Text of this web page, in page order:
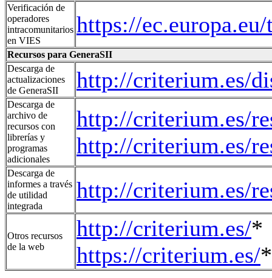
Verificación de
operadores
intracomunitarios
en VIES
https://
Recursos para GeneraSII
Descarga de
actualizaciones
de GeneraSII
http://criterium.es/
Descarga de
archivo de
recursos con
librerías y
programas
adicionales
http://criterium.es/
http://criterium.es/
Descarga de
informes a través
de utilidad
integrada
http://criterium.es/
Otros recursos
de la web
http://criterium.es/*
https://criterium.es/*